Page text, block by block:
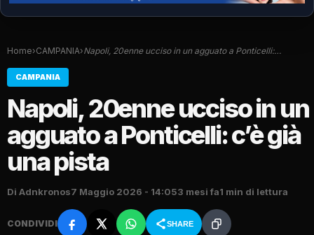
Home›CAMPANIA›Napoli, 20enne ucciso in un agguato a Ponticelli:…
CAMPANIA
Napoli, 20enne ucciso in un
agguato a Ponticelli: c’è già
una pista
Di Adnkronos7 Maggio 2026 - 14:053 mesi fa1 min di lettura
CONDIVIDI SHARE